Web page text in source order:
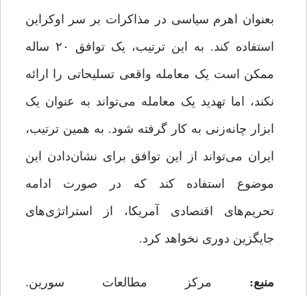
بعنوان اهرم سیاسی در مذاکرات بر سر اوکراین
استفاده کند. به این ترتیب، یک توافق ۲۰ ساله
ممکن است یک معامله واقعی تسلیحاتی را ارائه
نکند، اما تهدید یک معامله می‌تواند به عنوان یک
ابزار چانه‌زنی به کار گرفته شود. به همین ترتیب،
ایران می‌تواند از این توافق برای نشان‌دادن این
موضوع استفاده کند که در صورت ادامه
تحریم‌های اقتصادی آمریکا، از استراتژی‌های
جایگزین دوری نخواهد کرد.
منبع: مرکز مطالعات سورین.